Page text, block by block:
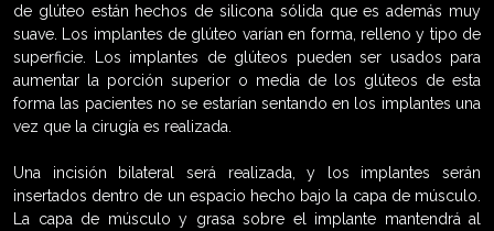
de glúteo están hechos de silicona sólida que es además muy
suave. Los implantes de glúteo varían en forma, relleno y tipo de
superficie. Los implantes de glúteos pueden ser usados para
aumentar la porción superior o media de los glúteos de esta
forma las pacientes no se estarían sentando en los implantes una
vez que la cirugía es realizada.
Una incisión bilateral será realizada, y los implantes serán
insertados dentro de un espacio hecho bajo la capa de músculo.
La capa de músculo y grasa sobre el implante mantendrá al